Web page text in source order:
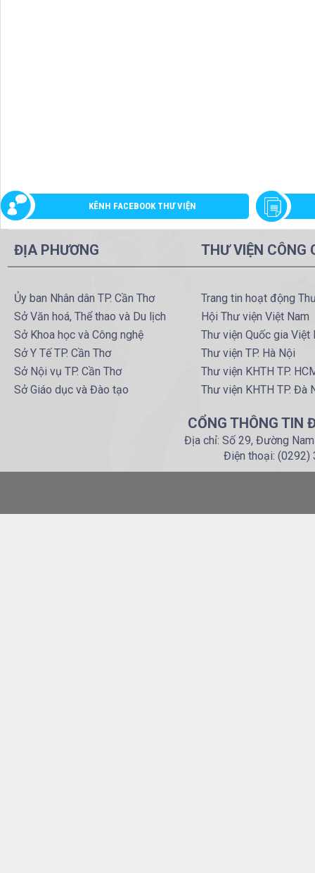
KÊNH FACEBOOK THƯ VIỆN
ĐỊA PHƯƠNG
Ủy ban Nhân dân TP. Cần Thơ
Sở Văn hoá, Thể thao và Du lịch
Sở Khoa học và Công nghệ
Sở Y Tế TP. Cần Thơ
Sở Nội vụ TP. Cần Thơ
Sở Giáo dục và Đào tạo
THƯ VIỆN CÔNG
Trang tin hoạt động
Hội Thư viện Việt Nam
Thư viện Quốc gia Việt
Thư viện TP. Hà Nội
Thư viện KHTH TP.
Thư viện KHTH TP. Đà
CỔNG THÔNG TIN
Địa chỉ: Số 29, Đường
Điện thoại: (0292)